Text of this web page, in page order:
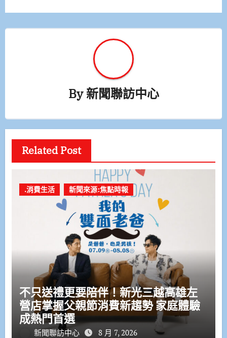
覽
By新聞聯訪中心
Related Post
.消費生活 新聞來源:焦點時報
不只送禮更要陪伴！新光三越高雄左
營店掌握父親節消費新趨勢 家庭體驗
成熱門首選
新聞聯訪中心 8 月 7, 2026